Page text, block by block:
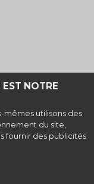
EST NOTRE
mêmes utilisons des
du site,
fournir des publicités